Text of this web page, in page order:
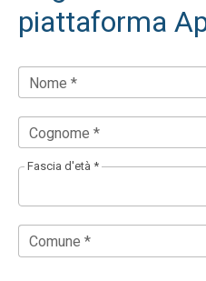
piattaforma
Nome *
Cognome *
Fascia d'età *
Comune *